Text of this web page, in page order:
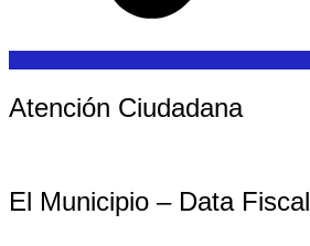
Atención Ciudadana
El Municipio – Data Fiscal